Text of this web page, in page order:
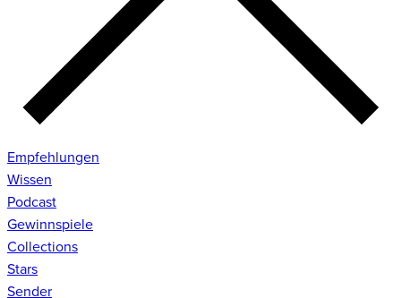
Empfehlungen
Wissen
Podcast
Gewinnspiele
Collections
Stars
Sender